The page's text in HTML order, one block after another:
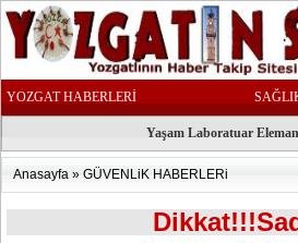
YOZGAT HABERLERİ
Yaşam Laboratuar
Anasayfa » GÜVENLiK HABERLERi